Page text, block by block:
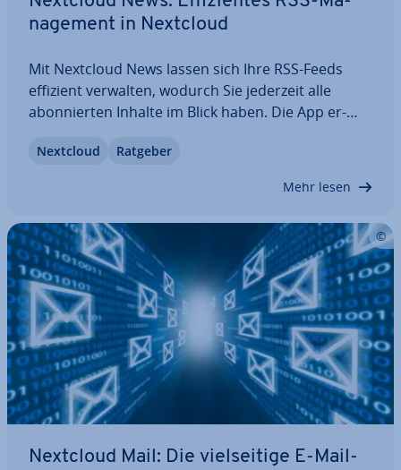
nage­ment in Nextcloud
Mit Nextcloud News lassen sich Ihre RSS-Feeds
effizient verwalten, wodurch Sie jederzeit alle
abon­nier­ten Inhalte im Blick haben. Die App er­
sowohl vom PC als auch mit mobilen End­ge­rä­ten.
Nextcloud Ratgeber
Mehr lesen
Nextcloud Mail: Die viel­sei­ti­ge E-Mail-